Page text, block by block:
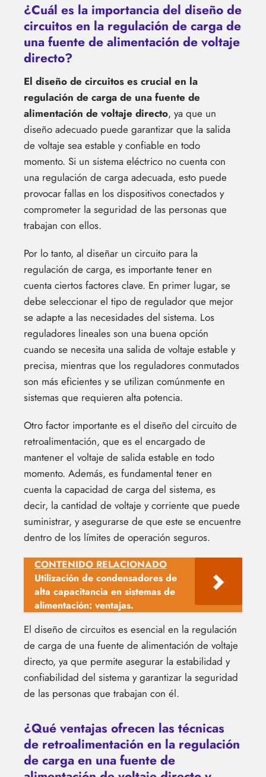
¿Cuál es la importancia del diseño de
circuitos en la regulación de carga de
una fuente de alimentación de voltaje
directo?
El diseño de circuitos es crucial en la
regulación de carga de una fuente de
alimentación de voltaje directo, ya que un
diseño adecuado puede garantizar que la salida
de voltaje sea estable y confiable en todo
momento. Si un sistema eléctrico no cuenta con
una regulación de carga adecuada, esto puede
provocar fallas en los dispositivos conectados y
comprometer la seguridad de las personas que
trabajan con ellos.
Por lo tanto, al diseñar un circuito para la
regulación de carga, es importante tener en
cuenta ciertos factores clave. En primer lugar, se
debe seleccionar el tipo de regulador que mejor
se adapte a las necesidades del sistema. Los
reguladores lineales son una buena opción
cuando se necesita una salida de voltaje estable y
precisa, mientras que los reguladores conmutados
son más eficientes y se utilizan comúnmente en
sistemas que requieren alta potencia.
Otro factor importante es el diseño del circuito de
retroalimentación, que es el encargado de
mantener el voltaje de salida estable en todo
momento. Además, es fundamental tener en
cuenta la capacidad de carga del sistema, es
decir, la cantidad de voltaje y corriente que puede
suministrar, y asegurarse de que este se encuentre
dentro de los límites de operación seguros.
CONTENIDO RELACIONADO
Utilización de condensadores de
alta capacitancia en sistemas de
alimentación: ventajas.
El diseño de circuitos es esencial en la regulación
de carga de una fuente de alimentación de voltaje
directo, ya que permite asegurar la estabilidad y
confiabilidad del sistema y garantizar la seguridad
de las personas que trabajan con él.
¿Qué ventajas ofrecen las técnicas
de retroalimentación en la regulación
de carga en una fuente de